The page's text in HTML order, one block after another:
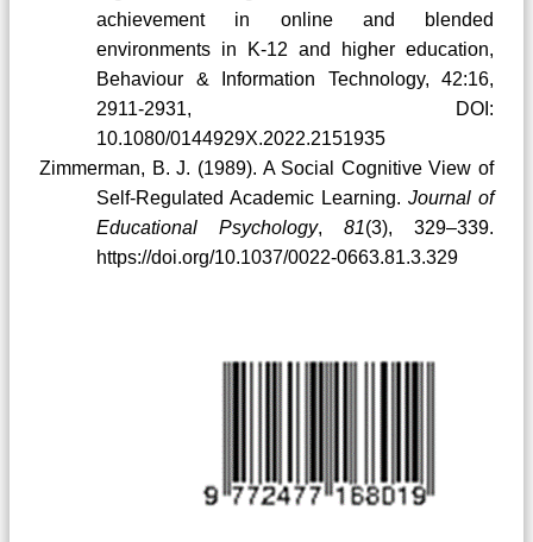
achievement in online and blended
environments in K-12 and higher education,
Behaviour & Information Technology, 42:16,
2911-2931, DOI:
10.1080/0144929X.2022.2151935
Zimmerman, B. J. (1989). A Social Cognitive View of
Self-Regulated Academic Learning. Journal of
Educational Psychology, 81(3), 329–339.
https://doi.org/10.1037/0022-0663.81.3.329